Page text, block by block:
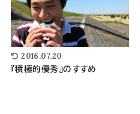
2016.07.20
『積極的優秀』のすすめ